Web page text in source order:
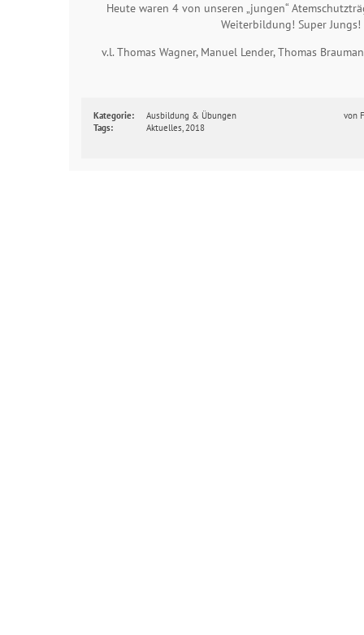
Heute waren 4 von unseren „jungen“
Weiterbildung! Super Jungs!
v.l. Thomas Wagner, Manuel Lender, Thomas
Kategorie: Ausbildung & Übungen von
Tags:
Aktuelles,2018